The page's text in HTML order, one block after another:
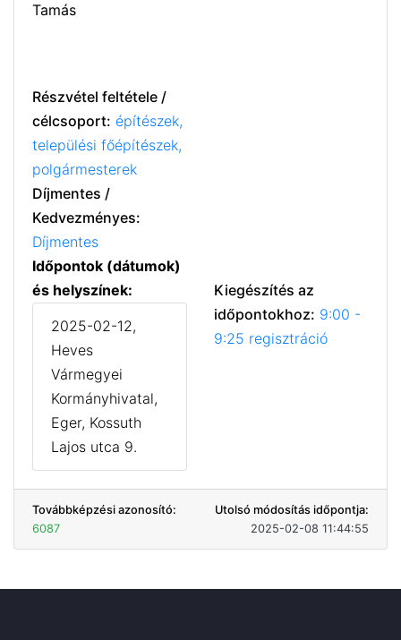
Tamás
Részvétel feltétele /
célcsoport: építészek,
települési főépítészek,
polgármesterek
Díjmentes /
Kedvezményes:
Díjmentes
Időpontok (dátumok)
és helyszínek:
2025-02-12,
Heves
Vármegyei
Kormányhivatal,
Eger, Kossuth
Lajos utca 9.
Kiegészítés az
időpontokhoz: 9:00 -
9:25 regisztráció
Továbbképzési azonosító:
6087
Utolsó módosítás időpontja:
2025-02-08 11:44:55